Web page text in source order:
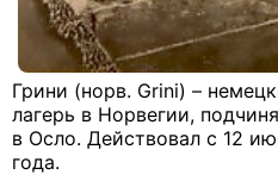
Грини (норв. Grini) –
лагерь в Норвегии,
в Осло. Действовал с 12
года.